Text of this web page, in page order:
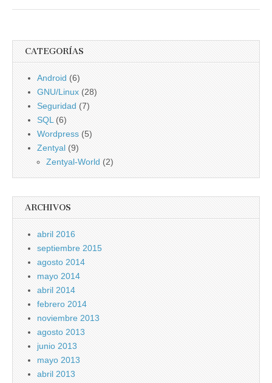
CATEGORÍAS
Android (6)
GNU/Linux (28)
Seguridad (7)
SQL (6)
Wordpress (5)
Zentyal (9)
Zentyal-World (2)
ARCHIVOS
abril 2016
septiembre 2015
agosto 2014
mayo 2014
abril 2014
febrero 2014
noviembre 2013
agosto 2013
junio 2013
mayo 2013
abril 2013